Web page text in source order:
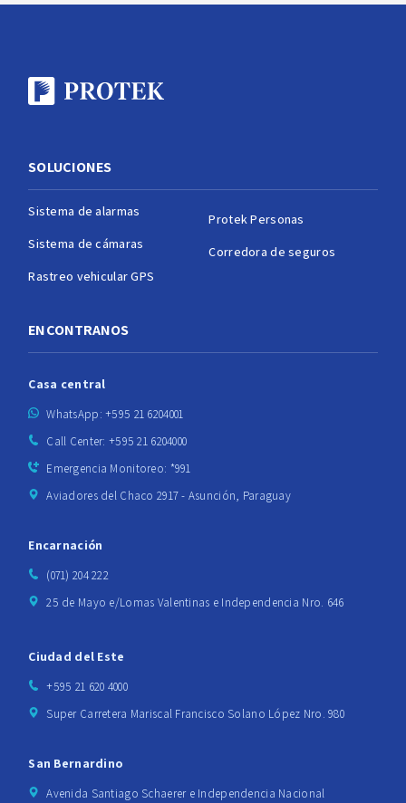
SOLUCIONES
Sistema de alarmas
Sistema de cámaras
Rastreo vehicular GPS
Protek Personas
Corredora de seguros
ENCONTRANOS
Casa central
WhatsApp: +595 21 6204001
Call Center: +595 21 6204000
Emergencia Monitoreo: *991
Aviadores del Chaco 2917 - Asunción, Paraguay
Encarnación
(071) 204 222
25 de Mayo e/Lomas Valentinas e Independencia Nro. 646
Ciudad del Este
+595 21 620 4000
Super Carretera Mariscal Francisco Solano López Nro. 980
San Bernardino
Avenida Santiago Schaerer e Independencia Nacional